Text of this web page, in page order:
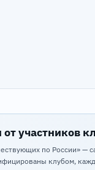
участников
по России» —
клубом,